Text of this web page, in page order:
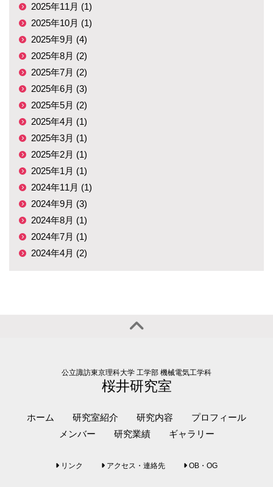
2025年11月 (1)
2025年10月 (1)
2025年9月 (4)
2025年8月 (2)
2025年7月 (2)
2025年6月 (3)
2025年5月 (2)
2025年4月 (1)
2025年3月 (1)
2025年2月 (1)
2025年1月 (1)
2024年11月 (1)
2024年9月 (3)
2024年8月 (1)
2024年7月 (1)
2024年4月 (2)
公立諏訪東京理科大学 工学部 機械電気工学科
桜井研究室
ホーム 研究室紹介 研究内容
プロフィール
メンバー
研究業績 ギャラリー
リンク アクセス・連絡先 OB・OG